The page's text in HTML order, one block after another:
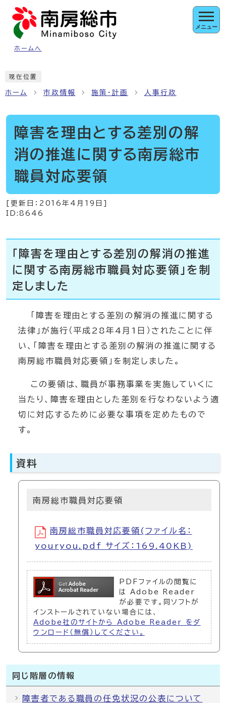
ページの先頭です
ホームへ
メニュー
現在位置
ホーム 市政情報 施策・計画 人事行政
障害を理由とする差別の解
消の推進に関する南房総市
職員対応要領
[更新日： 2016年4月19日
ID:8646
「障害を理由とする差別の解消の推進
に関する南房総市職員対応要領」を制
定しました
「障害を理由とする差別の解消の推進に関する
法律」が施行（平成28年4月1日）されたことに伴
い、「障害を理由とする差別の解消の推進に関する
南房総市職員対応要領」を制定しました。
この要領は、職員が事務事業を実施していくに
当たり、障害を理由とした差別を行なわないよう適
切に対応するために必要な事項を定めたもので
す。
資料
南房総市職員対応要領
南房総市職員対応要領(ファイル名：
youryou.pdf サイズ：169.40KB)
PDFファイルの閲覧に
は Adobe Reader
が必要です。同ソフトが
インストールされていない場合には、
Adobe社のサイトから Adobe Reader をダ
ウンロード（無償）してください。
同じ階層の情報
障害者である職員の任免状況の公表について